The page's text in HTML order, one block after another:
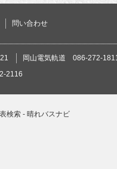
問い合わせ
岡山電気軌道 086-272-1811
2116
検索 - 晴れバスナビ